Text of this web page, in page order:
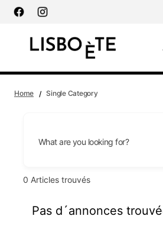
principal
Home Single Category
What are you looking for?
0 Articles trouvés
Pas d´annonces